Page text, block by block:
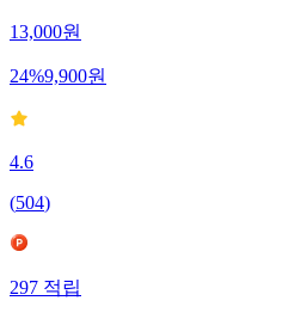
13,000원
24%9,900원
4.6
(504)
297 적립